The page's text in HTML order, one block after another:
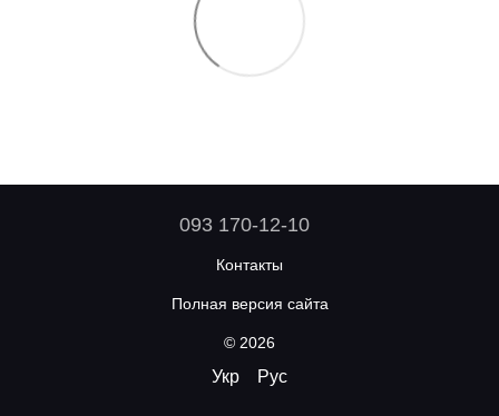
093 170-12-10
Контакты
Полная версия сайта
© 2026
Укр Рус